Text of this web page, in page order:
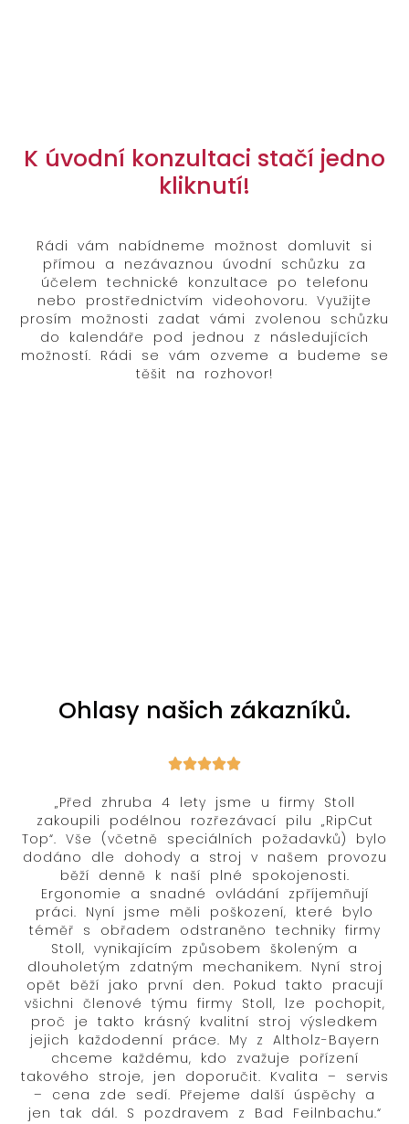
K úvodní konzultaci stačí jedno
kliknutí!
Rádi vám nabídneme možnost domluvit si
přímou a nezávaznou úvodní schůzku za
účelem technické konzultace po telefonu
nebo prostřednictvím videohovoru. Využijte
prosím možnosti zadat vámi zvolenou schůzku
do kalendáře pod jednou z následujících
možností. Rádi se vám ozveme a budeme se
těšit na rozhovor!
Ohlasy našich zákazníků.
„Před zhruba 4 lety jsme u firmy Stoll
zakoupili podélnou rozřezávací pilu „RipCut
Top“. Vše (včetně speciálních požadavků) bylo
dodáno dle dohody a stroj v našem provozu
běží denně k naší plné spokojenosti.
Ergonomie a snadné ovládání zpříjemňují
práci. Nyní jsme měli poškození, které bylo
téměř s obřadem odstraněno techniky firmy
Stoll, vynikajícím způsobem školeným a
dlouholetým zdatným mechanikem. Nyní stroj
opět běží jako první den. Pokud takto pracují
všichni členové týmu firmy Stoll, lze pochopit,
proč je takto krásný kvalitní stroj výsledkem
jejich každodenní práce. My z Altholz-Bayern
chceme každému, kdo zvažuje pořízení
takového stroje, jen doporučit. Kvalita – servis
– cena zde sedí. Přejeme další úspěchy a
jen tak dál. S pozdravem z Bad Feilnbachu.“